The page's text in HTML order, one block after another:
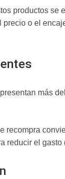
productos se
o el
más
recompra
reducir el